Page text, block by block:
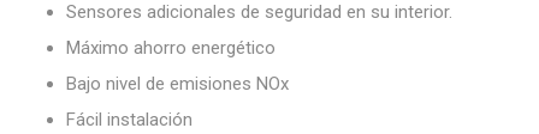
Sensores adicionales de seguridad en su interior.
Máximo ahorro energético
Bajo nivel de emisiones NOx
Fácil instalación